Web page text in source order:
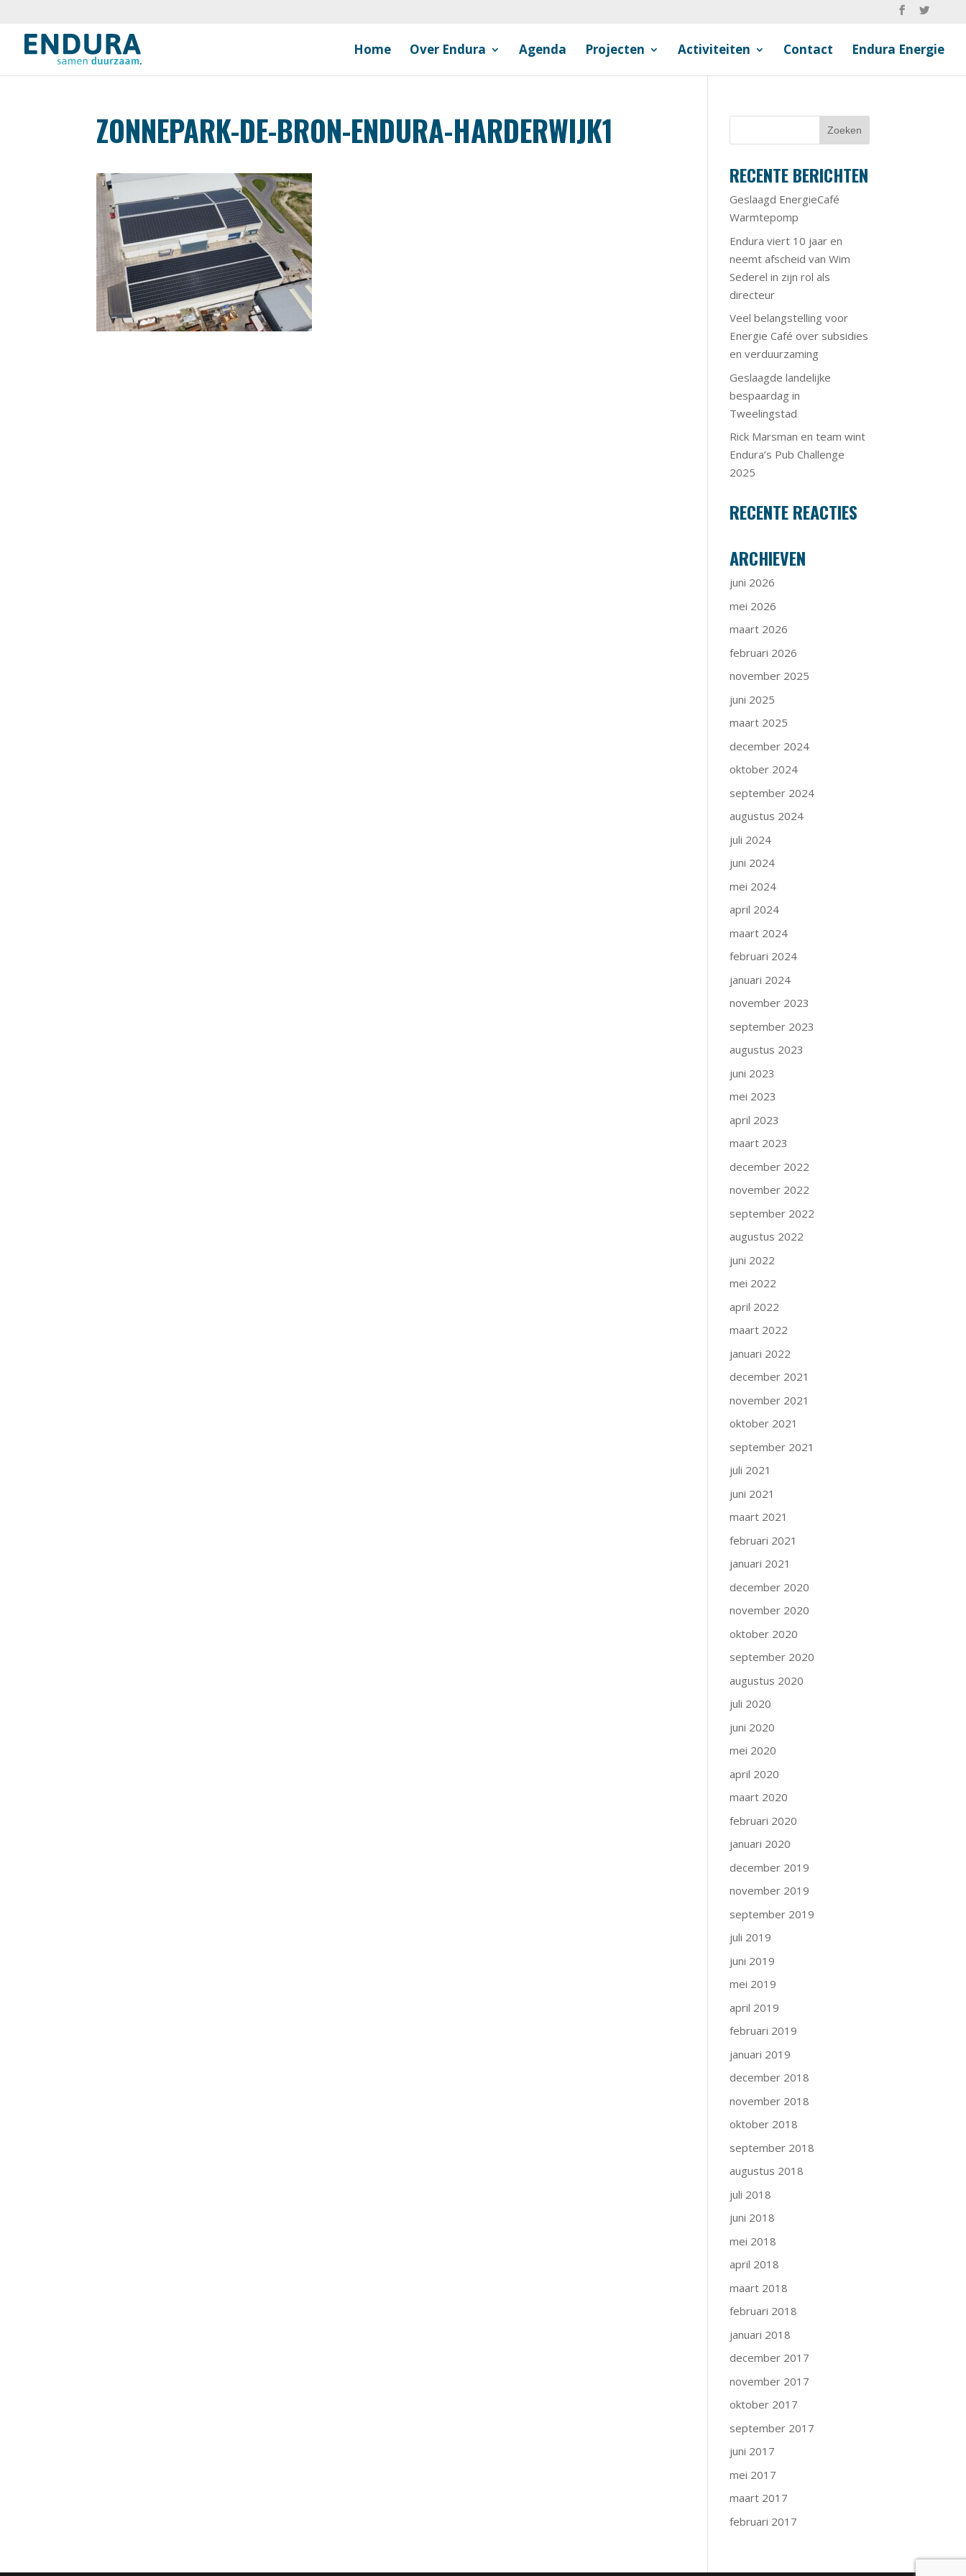
Home Over Endura Agenda Projecten Activiteiten Contact Endura Energie
ZONNEPARK-DE-BRON-ENDURA-HARDERWIJK1
RECENTE BERICHTEN
Geslaagd EnergieCafé
Warmtepomp
Endura viert 10 jaar en
neemt afscheid van Wim
Sederel in zijn rol als
directeur
Veel belangstelling voor
Energie Café over subsidies
en verduurzaming
Geslaagde landelijke
bespaardag in
Tweelingstad
Rick Marsman en team wint
Endura’s Pub Challenge
2025
RECENTE REACTIES
ARCHIEVEN
juni 2026
mei 2026
maart 2026
februari 2026
november 2025
juni 2025
maart 2025
december 2024
oktober 2024
september 2024
augustus 2024
juli 2024
juni 2024
mei 2024
april 2024
maart 2024
februari 2024
januari 2024
november 2023
september 2023
augustus 2023
juni 2023
mei 2023
april 2023
maart 2023
december 2022
november 2022
september 2022
augustus 2022
juni 2022
mei 2022
april 2022
maart 2022
januari 2022
december 2021
november 2021
oktober 2021
september 2021
juli 2021
juni 2021
maart 2021
februari 2021
januari 2021
december 2020
november 2020
oktober 2020
september 2020
augustus 2020
juli 2020
juni 2020
mei 2020
april 2020
maart 2020
februari 2020
januari 2020
december 2019
november 2019
september 2019
juli 2019
juni 2019
mei 2019
april 2019
februari 2019
januari 2019
december 2018
november 2018
oktober 2018
september 2018
augustus 2018
juli 2018
juni 2018
mei 2018
april 2018
maart 2018
februari 2018
januari 2018
december 2017
november 2017
oktober 2017
september 2017
juni 2017
mei 2017
maart 2017
februari 2017